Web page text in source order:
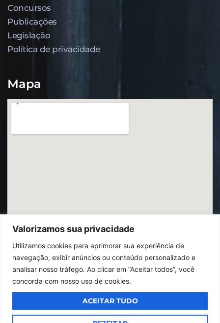
Valorizamos sua privacidade
Utilizamos cookies para aprimorar sua experiência de
navegação, exibir anúncios ou conteúdo personalizado e
analisar nosso tráfego. Ao clicar em “Aceitar todos”, você
concorda com nosso uso de cookies.
ACEITAR TUDO
Concursos
Publicações
Legislação
Política de privacidade
Mapa
Todos os direitos reservados,
Design By Jumps